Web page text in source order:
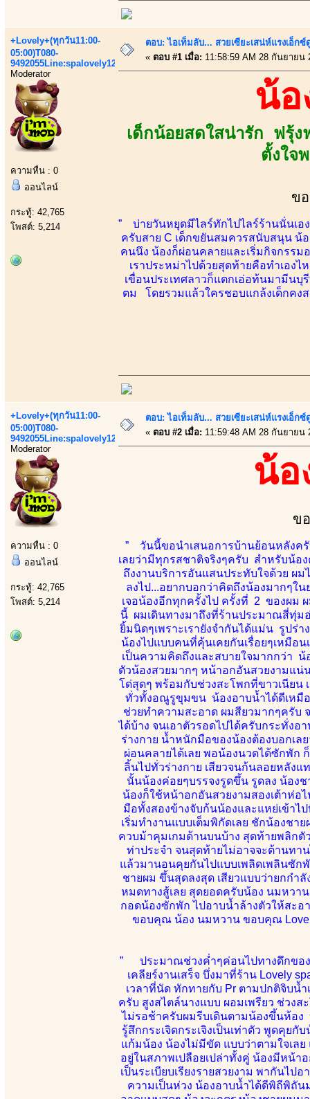
+Lovely+(ทุกวัน11:00-
05:00)T080-
9492055Line:spalovely123
Moderator
ความหื่น : 0
ออนไลน์
กระทู้: 42,765
โพสต์: 5,214
ตอบ: ไอเท็มลับ... สวยเซียะเสน่ห์แรงเอ็ก
« ตอบ #1 เมื่อ: 11:58:59 AM 28 กันยายน
น้
เด็กน้อยสดใสน่ารัก ฟรุ้
ตั้งใจ
ข
” บ่ายวันหยุดมีไลร์ทักไปไลร์ร้านนั่นเอ
ครับสาย C เด็กขยันสมควรสนับสนุน น้
คนนึง น้องก็ผ่อนคลายและเริ่มกิจกรรม
เราประหม่าไปด้วยสุดท้ายคือทำเอง
เขื่อนประเทศลาวก็แตกเอ่อท้นมามีนบุ
ตม โดยรวมแล้วใครชอบแกล้งเด็กค
+Lovely+(ทุกวัน11:00-
05:00)T080-
9492055Line:spalovely123
Moderator
ความหื่น : 0
ออนไลน์
กระทู้: 42,765
โพสต์: 5,214
ตอบ: ไอเท็มลับ... สวยเซียะเสน่ห์แรงเอ็ก
« ตอบ #2 เมื่อ: 11:59:48 AM 28 กันยายน
น้อ
ข
” วันนี้ขอนำเสนอการบ้านย้อนหลังค
เลยว่ามีทุกรสชาติจริงๆครับ สำหรับน้
ถึงงานบริการอันแสนประทับใจด้วย ผม
ลงไป...อยากบอกว่าคิดถึงน้องมากๆใ
เจอน้องอีกทุกครั้งไป ครั้งที่ 2 ของผม
นี้ ผมเดินทางมาถึงที่ร้านประมาณสี่ทุ่ม
ยิ้มนิดๆเพราะเรายังจำกันได้แม่น รูปร่
น้องไปแบบคนที่คุ้นเคยกันเรื่อยๆเหมือน
เป็นความคิดถึงและสบายใจมากกว่า น้
ตัวน้องสวยมากๆ หน้าอกอันสวยงามแน่
โด่สุดๆ พร้อมกับช่วงสะโพกที่ขาวเนีย
ทั่วทั้งอณูรูขุมขน น้องอาบน้ำได้ดีเหมื
ช่วยทำความสะอาด ผมสียวมากๆครับ
ได้บ้าง จนเอาตัวรอดไปได้ครับกระทั่งอ
ร่างกาย น้ำหนักมือของน้องต้องบอกเล
ผ่อนคลายได้เลย พอน้องนวดได้ซักพัก
ลิ้นไปทั่วร่างกาย เสียวจนก้นลอยหลัง
นั้นน้องค่อยๆบรรจงรูดขึ้น รูดลง น้อง
น้องก็ใช้หน้าอกอันสวยงามสองเต้าห่อ
มือทั้งสองข้างจับก้นน้องและแหย่เข้าไ
เริ่มทำงานแบบเต็มพิกัดเลย ชักน้องชา
ควบม้าคุมเกมด้านบนบ้าง สุดท้ายพลิกตั
ท่าประจำ จนสุดท้ายไม่อาจจะต้านทา
แล้วมานอนคุยกันไปแบบเพลิดเพลินซัก
ชายผม ขึ้นสุดลงสุด เสียวแบบว่ายกกำ
หมดทางสู้เลย สุดยอดครับน้อง นมหวา
กอดน้องซักพัก ไปอาบน้ำล้างตัวให้สะ
ขอบคุณ น้อง นมหวาน ขอบคุณ
” ประมาณช่วงค่ำๆค่อนไปทางดึกของ
เคลียร์งานเสร็จ บึ่งมาที่ร้าน Lovely
เวลาที่นัด ทักทายกับ Pr ตามปกติจิบน้
ครับ สูงสไตล์นางแบบ ผอมเพรียว ช่วง
ไม่รอช้าครับผมรีบเดินตามน้องขึ้นห้อง
รู้สึกกระเจิดกระเจิงเป็นเท่าตัว พูดคุย
แก้มน้อง น้องไม่มีขัด แบบว่าตามใจเล
อยู่ในสภาพเปลือยเปล่าทั้งคู่ น้องมีหน้
เป็นระเบียบเรียงรายสวยงาม พากันไป
ความเป็นห่วง น้องอาบน้ำได้ดีพิถีพิถั